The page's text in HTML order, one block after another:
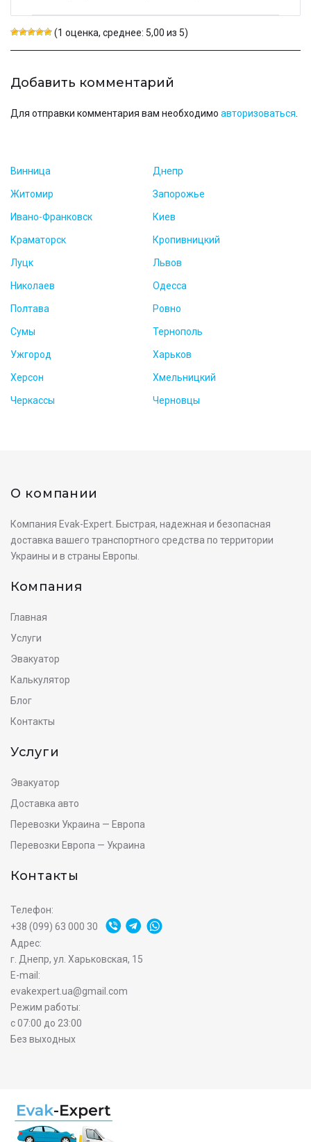
Винница Днепр
Житомир Запорожье
Ивано-Франковск Киев
Краматорск Кропивницкий
Луцк Львов
Николаев Одесса
Полтава Ровно
Сумы Тернополь
Ужгород Харьков
Херсон Хмельницкий
Черкассы Черновцы
(1 оценка, среднее: 5,00 из 5)
Добавить комментарий
Для отправки комментария вам необходимо авторизоваться
О компании
Компания Evak-Expert. Быстрая, надежная и безопасная
доставка вашего транспортного средства по территории
Украины и в страны Европы.
Компания
Главная
Услуги
Эвакуатор
Калькулятор
Блог
Контакты
Услуги
Эвакуатор
Доставка авто
Перевозки Украина — Европа
Перевозки Европа — Украина
Контакты
Телефон:
+38 (099) 63 000 30
Адрес:
г. Днепр, ул. Харьковская, 15
E-mail:
evakexpert.ua@gmail.com
Режим работы:
с 07:00 до 23:00
Без выходных